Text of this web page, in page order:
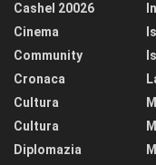
Cashel 20026
Cinema
Community
Cronaca
Cultura
Cultura
Diplomazia